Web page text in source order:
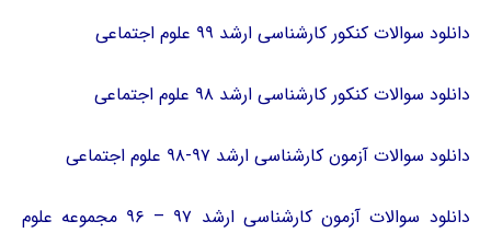
دانلود سوالات کنکور کارشناسی ارشد ۹۹ علوم اجتماعی
دانلود سوالات کنکور کارشناسی ارشد ۹۸ علوم اجتماعی
دانلود سوالات آزمون کارشناسی ارشد ۹۷-۹۸ علوم اجتماعی
دانلود سوالات آزمون کارشناسی ارشد ۹۷ – ۹۶ مجموعه علوم